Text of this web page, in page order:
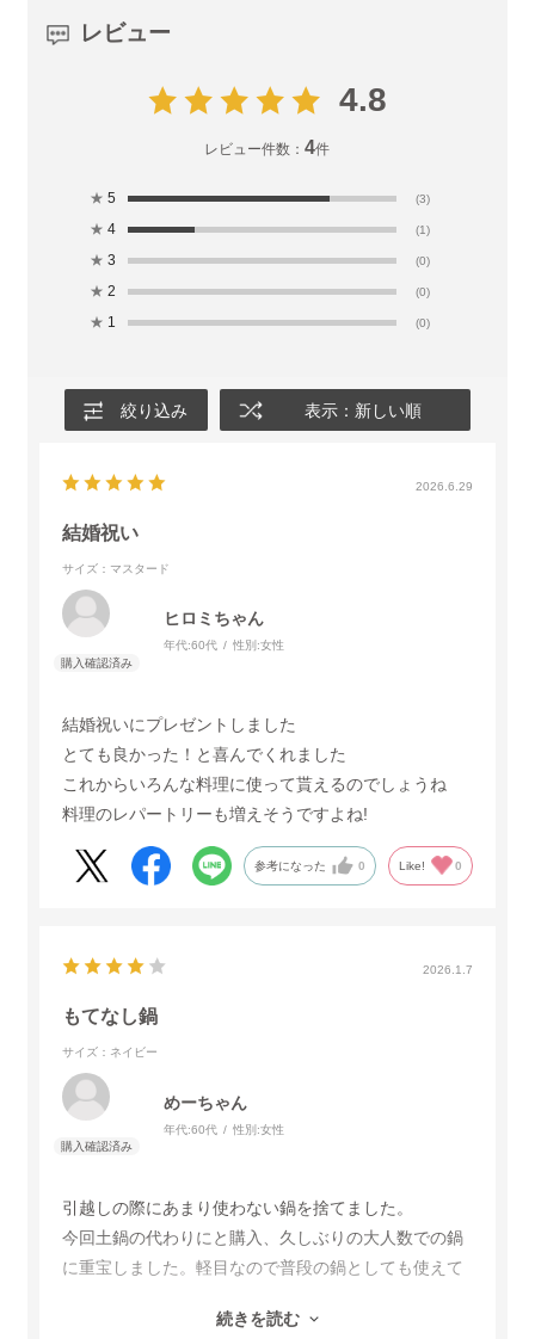
レビュー
4.8
レビュー件数：4件
★ 5 (3)
★ 4 (1)
★ 3 (0)
★ 2 (0)
★ 1 (0)
絞り込み 表示：新しい順
2026.6.29
結婚祝い
サイズ：マスタード
ヒロミちゃん
年代:60代 性別:女性
結婚祝いにプレゼントしました
とても良かった！と喜んでくれました
これからいろんな料理に使って貰えるのでしょうね
料理のレパートリーも増えそうですよね!
参考になった 0 Like! 0
2026.1.7
もてなし鍋
サイズ：ネイビー
めーちゃん
年代:60代 性別:女性
引越しの際にあまり使わない鍋を捨てました。
今回土鍋の代わりにと購入、久しぶりの大人数での鍋
に重宝しました。軽目なので普段の鍋としても使えて
いたいと思ってます。フライパンとの色も同じで直す
続きを読む